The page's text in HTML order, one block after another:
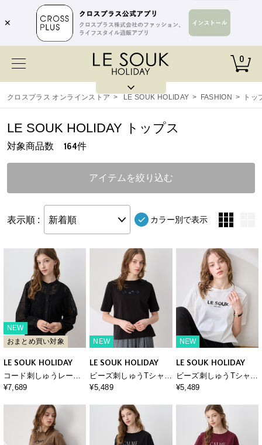
✕
0
クロスプラス オンラインストア > LE SOUK HOLIDAY > FASHION > トッ
対象商品数 164件
LE SOUK HOLIDAY トップス
アイテムを絞り込む
表示順 : 新着順 カラー別で表示
NEW
おまとめ買い対象
LE SOUK HOLIDAY
コード刺しゅうレース
ブラウス
¥7,689
NEW
LE SOUK HOLIDAY
ビーズ刺しゅうTシャツ
【接触冷感・吸水速
¥5,489
NEW
LE SOUK HOLIDAY
ビーズ刺しゅうTシャツ
【接触冷感・吸水速
¥5,489